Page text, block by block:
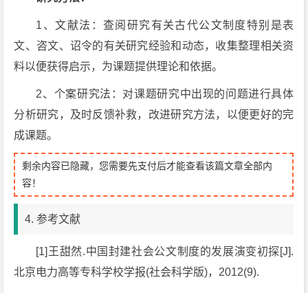
1、文献法：查阅研究有关古代公文制度特别是表
文、咨文、诏令的有关研究经验和动态，收集整理相关资
料以便获得启示，为课题提供理论和依据。
2、个案研究法：对课题研究中出现的问题进行具体
分析研究，及时反馈补救，改进研究方法，以便更好的完
成课题。
剩余内容已隐藏，您需要先支付后才能查看该篇文章全部内
容！
4. 参考文献
[1]王甜然.中国封建社会公文制度的发展演变初探[J].
北京电力高等专科学校学报(社会科学版)，2012(9).